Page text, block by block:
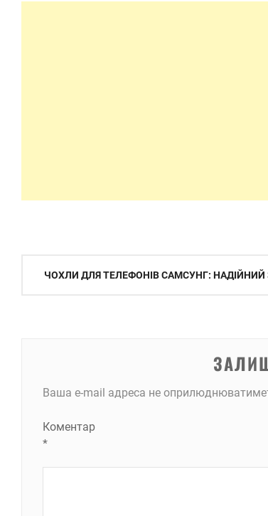
Навігація
ЧОХЛИ ДЛЯ ТЕЛЕФОНІВ САМСУНГ:
Ваша e-mail адреса не
Коментар
*